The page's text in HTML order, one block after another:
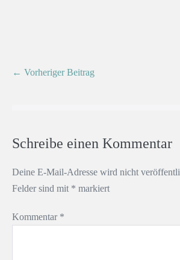
← Vorheriger Beitrag
Schreibe einen Kommentar
Deine E-Mail-Adresse wird nicht
Felder sind mit * markiert
Kommentar *